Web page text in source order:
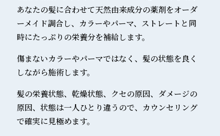
あなたの髪に合わせて天然由来成分の薬剤をオーダ
ーメイド調合し、カラーやパーマ、ストレートと同
時にたっぷりの栄養分を補給します。
傷まないカラーやパーマではなく、髪の状態を良く
しながら施術します。
髪の栄養状態、乾燥状態、クセの原因、ダメージの
原因、状態は一人ひとり違うので、カウンセリング
で確実に見極めます。